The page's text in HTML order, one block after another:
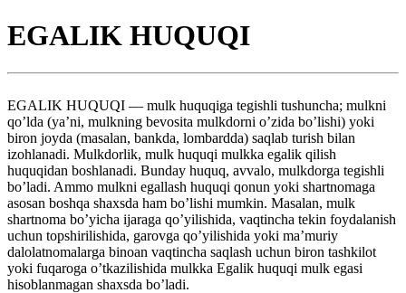
EGALIK HUQUQI
EGALIK HUQUQI — mulk huquqiga tegishli tushuncha; mulkni
qo’lda (ya’ni, mulkning bevosita mulkdorni o’zida bo’lishi) yoki
biron joyda (masalan, bankda, lombardda) saqlab turish bilan
izohlanadi. Mulkdorlik, mulk huquqi mulkka egalik qilish
huquqidan boshlanadi. Bunday huquq, avvalo, mulkdorga tegishli
bo’ladi. Ammo mulkni egallash huquqi qonun yoki shartnomaga
asosan boshqa shaxsda ham bo’lishi mumkin. Masalan, mulk
shartnoma bo’yicha ijaraga qo’yilishida, vaqtincha tekin foydalanish
uchun topshirilishida, garovga qo’yilishida yoki ma’muriy
dalolatnomalarga binoan vaqtincha saqlash uchun biron tashkilot
yoki fuqaroga o’tkazilishida mulkka Egalik huquqi mulk egasi
hisoblanmagan shaxsda bo’ladi.